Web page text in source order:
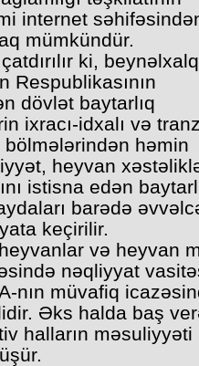
internet
mümkündür.
ki, beynəlxalq
Respublikasının
dövlət baytarlıq
ixracı-idxalı və
həmin
heyvan
istisna edən
barədə
keçirilir.
və heyvan
nəqliyyat
nın müvafiq
Əks halda baş
halların məsuliyyəti